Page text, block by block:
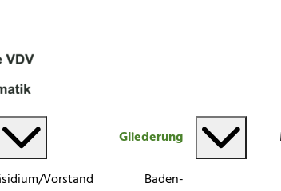
Vorstand
Gliederung
Baden-